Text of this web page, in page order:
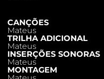
CANÇÕES
Mateus
TRILHA ADICIONAL
Mateus
INSERÇÕES SONORAS
Mateus
MONTAGEM